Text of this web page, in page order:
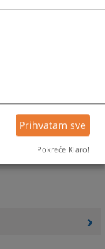
Prihvatam sve
Pokreće Klaro!